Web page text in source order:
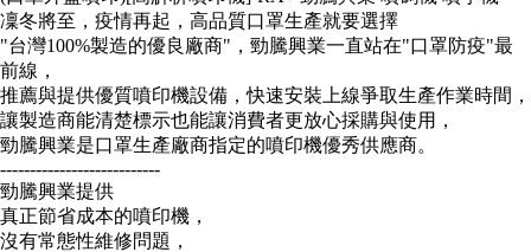
凜冬將至，疫情再起，高品質口罩生產就要選擇
"台灣100%製造的優良廠商"，勁騰興業一直站在"口罩防疫"最
前線，
推薦與提供優質噴印機設備，快速安裝上線爭取生產作業時間，
讓製造商能清楚標示也能讓消費者更放心採購與使用，
勁騰興業是口罩生產廠商指定的噴印機優秀供應商。
---------------------------
勁騰興業提供
真正節省成本的噴印機，
沒有常態性維修問題，